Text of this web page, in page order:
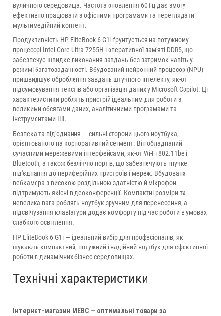
вуличного середовища. Частота оновлення 60 Гц дає змогу
ефективно працювати з офісними програмами та переглядати
мультимедійний контент.
Продуктивність HP EliteBook 6 G1i ґрунтується на потужному
процесорі Intel Core Ultra 7255H і оперативної пам'яті DDR5, що
забезпечує швидке виконання завдань без затримок навіть у
режимі багатозадачності. Вбудований нейронний процесор (NPU)
пришвидшує оброблення завдань штучного інтелекту, як-от
підсумовування текстів або організація даних у Microsoft Copilot. Ці
характеристики роблять пристрій ідеальним для роботи з
великими обсягами даних, аналітичними програмами та
інструментами ШІ.
Безпека та під'єднання — сильні сторони цього ноутбука,
орієнтованого на корпоративний сегмент. Він обладнаний
сучасними мережевими інтерфейсами, як-от Wi-Fi 802.11be і
Bluetooth, а також безліччю портів, що забезпечують гнучке
під'єднання до периферійних пристроїв і мереж. Вбудована
вебкамера з високою роздільною здатністю й мікрофон
підтримують якісні відеоконференції. Компактні розміри та
невелика вага роблять ноутбук зручним для перенесення, а
підсвічування клавіатури додає комфорту під час роботи в умовах
слабкого освітлення.
HP EliteBook 6 G1i — ідеальний вибір для професіоналів, які
шукають компактний, потужний і надійний ноутбук для ефективної
роботи в динамічних бізнес-середовищах.
Технічні характеристики
Інтернет-магазин МЕВС — оптимальні товари за